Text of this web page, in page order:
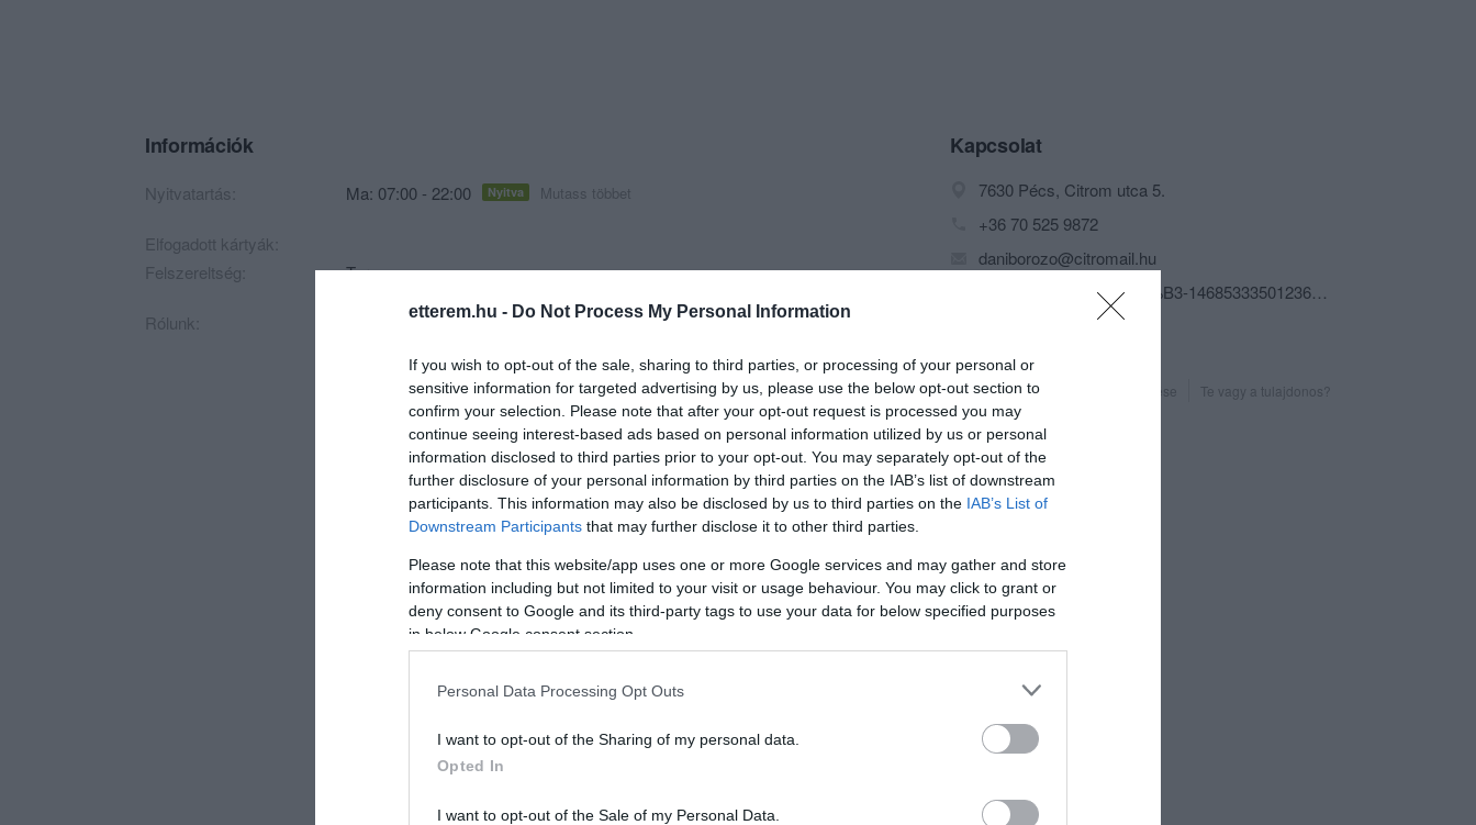
etterem.hu - Do Not Process My Personal Information
If you wish to opt-out of the sale, sharing to third parties, or processing of your personal or
sensitive information for targeted advertising by us, please use the below opt-out section to
confirm your selection. Please note that after your opt-out request is processed you may
continue seeing interest-based ads based on personal information utilized by us or personal
information disclosed to third parties prior to your opt-out. You may separately opt-out of the
further disclosure of your personal information by third parties on the IAB’s list of downstream
participants. This information may also be disclosed by us to third parties on the IAB’s List of
Downstream Participants that may further disclose it to other third parties.
Please note that this website/app uses one or more Google services and may gather and store
information including but not limited to your visit or usage behaviour. You may click to grant or
deny consent to Google and its third-party tags to use your data for below specified purposes
in below Google consent section.
Personal Data Processing Opt Outs
I want to opt-out of the Sharing of my personal data.
Opted In
I want to opt-out of the Sale of my Personal Data.
Információk
Nyitvatartás: Ma: 07:00 - 22:00 Nyitva Mutass többet
Elfogadott kártyák:
Felszereltség:
Terasz
Rólunk:
Megújult és újra megnyílt a DANI BOROZÓ! Szeretettel várja régi és új
Kapcsolat
7630 Pécs, Citrom utca 5.
+36 70 525 9872
daniborozo@citromail.hu
fb.com/Dani-Boroz%C3%B3-1468533350123601/?fref=ts
Probléma jelentése Te vagy a tulajdonos?